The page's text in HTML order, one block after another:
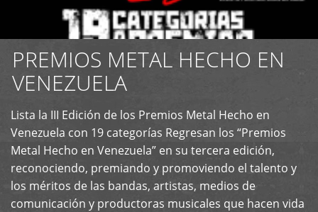
PREMIOS METAL HECHO EN
VENEZUELA
Lista la III Edición de los Premios Metal Hecho en
Venezuela con 19 categorías Regresan los “Premios
Metal Hecho en Venezuela” en su tercera edición,
reconociendo, premiando y promoviendo el talento y
los méritos de las bandas, artistas, medios de
comunicación y productoras musicales que hacen vida
+